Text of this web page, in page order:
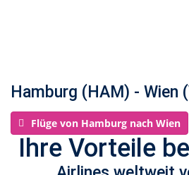
Hamburg (HAM) - Wien
Flüge von Hamburg nach Wien
Ihre Vorteile